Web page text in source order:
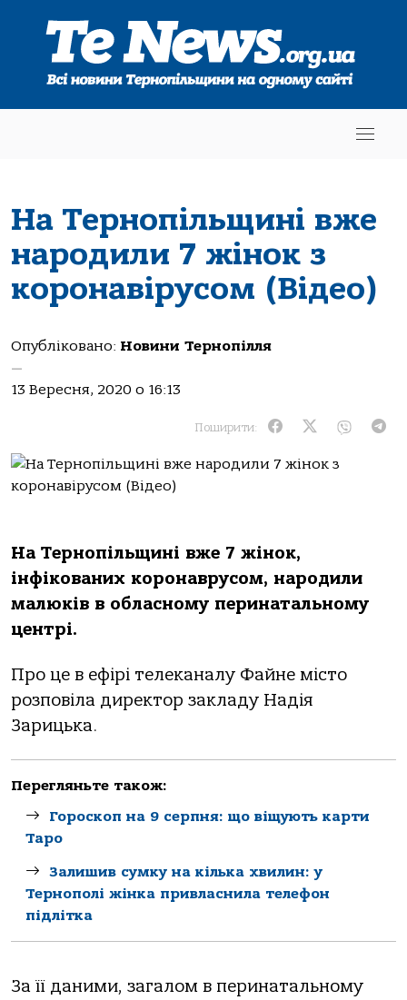
На Тернопільщині вже
народили 7 жінок з
коронавірусом (Відео)
Опубліковано: Новини Тернопілля
—
13 Вересня, 2020 о 16:13
Поширити:
На Тернопільщині вже 7 жінок,
інфікованих коронаврусом, народили
малюків в обласному перинатальному
центрі.
Про це в ефірі телеканалу Файне місто
розповіла директор закладу Надія
Зарицька.
Перегляньте також:
Гороскоп на 9 серпня: що віщують карти
Таро
Залишив сумку на кілька хвилин: у
Тернополі жінка привласнила телефон
підлітка
За її даними, загалом в перинатальному